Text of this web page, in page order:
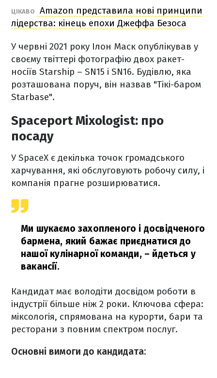
ЦІКАВО
Amazon представила нові принципи
лідерства: кінець епохи Джеффа Безоса
У червні 2021 року Ілон Маск опублікував у
своєму твіттері фотографію двох ракет-
носіїв Starship – SN15 і SN16. Будівлю, яка
розташована поруч, він назвав "Тікі-баром
Starbase".
Spaceport Mixologist: про
посаду
У SpaceX є декілька точок громадського
харчування, які обслуговують робочу силу, і
компанія прагне розширюватися.
Ми шукаємо захопленого і досвідченого
бармена, який бажає приєднатися до
нашої кулінарної команди, – йдеться у
вакансії.
Кандидат має володіти досвідом роботи в
індустрії більше ніж 2 роки. Ключова сфера:
міксологія, спрямована на курорти, бари та
ресторани з повним спектром послуг.
Основні вимоги до кандидата: